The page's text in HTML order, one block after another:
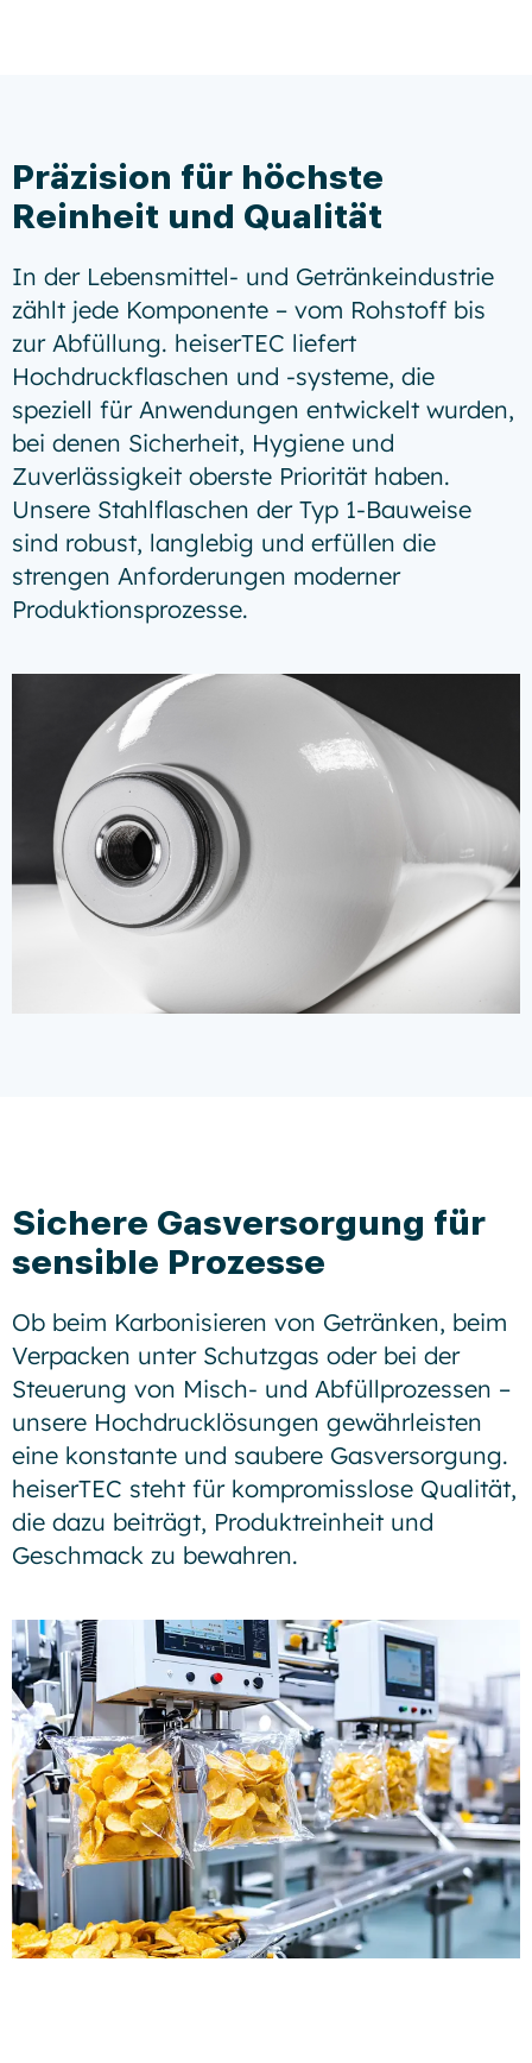
Präzision für höchste
Reinheit und Qualität
In der Lebensmittel- und Getränkeindustrie
zählt jede Komponente – vom Rohstoff bis
zur Abfüllung. heiserTEC liefert
Hochdruckflaschen und -systeme, die
speziell für Anwendungen entwickelt wurden,
bei denen Sicherheit, Hygiene und
Zuverlässigkeit oberste Priorität haben.
Unsere Stahlflaschen der Typ 1-Bauweise
sind robust, langlebig und erfüllen die
strengen Anforderungen moderner
Produktionsprozesse.
Sichere Gasversorgung für
sensible Prozesse
Ob beim Karbonisieren von Getränken, beim
Verpacken unter Schutzgas oder bei der
Steuerung von Misch- und Abfüllprozessen –
unsere Hochdrucklösungen gewährleisten
eine konstante und saubere Gasversorgung.
heiserTEC steht für kompromisslose Qualität,
die dazu beiträgt, Produktreinheit und
Geschmack zu bewahren.